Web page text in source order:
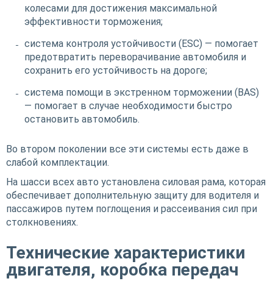
колесами для достижения максимальной
эффективности торможения;
система контроля устойчивости (ESC) — помогает
предотвратить переворачивание автомобиля и
сохранить его устойчивость на дороге;
система помощи в экстренном торможении (BAS)
— помогает в случае необходимости быстро
остановить автомобиль.
Во втором поколении все эти системы есть даже в
слабой комплектации.
На шасси всех авто установлена силовая рама, которая
обеспечивает дополнительную защиту для водителя и
пассажиров путем поглощения и рассеивания сил при
столкновениях.
Технические характеристики
двигателя, коробка передач